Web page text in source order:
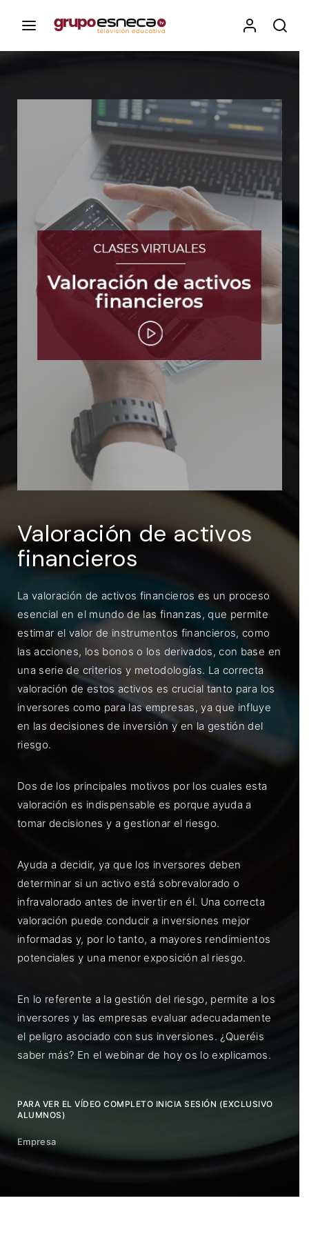
Valoración de activos
financieros
La valoración de activos financieros es un proceso
esencial en el mundo de las finanzas, que permite
estimar el valor de instrumentos financieros, como
las acciones, los bonos o los derivados, con base en
una serie de criterios y metodologías. La correcta
valoración de estos activos es crucial tanto para los
inversores como para las empresas, ya que influye
en las decisiones de inversión y en la gestión del
riesgo.
Dos de los principales motivos por los cuales esta
valoración es indispensable es porque ayuda a
tomar decisiones y a gestionar el riesgo.
Ayuda a decidir, ya que los inversores deben
determinar si un activo está sobrevalorado o
infravalorado antes de invertir en él. Una correcta
valoración puede conducir a inversiones mejor
informadas y, por lo tanto, a mayores rendimientos
potenciales y una menor exposición al riesgo.
En lo referente a la gestión del riesgo, permite a los
inversores y las empresas evaluar adecuadamente
el peligro asociado con sus inversiones. ¿Queréis
saber más? En el webinar de hoy os lo explicamos.
PARA VER EL VÍDEO COMPLETO INICIA SESIÓN (EXCLUSIVO
ALUMNOS)
Empresa
Esneca TV
Iniciar Sesión
Para iniciar sesión debes introducir el
mismo usuario y contraseña que utilizas
para acceder al campus virtual:
https://elcampusonline.com
Dirección de correo electrónico
ENTRAR
Recuérdame